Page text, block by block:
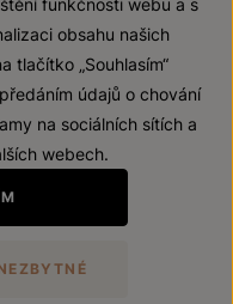
a. s.
mladším 18 let.
funkčnosti webu a s
obsahu našich
tlačítko „Souhlasím“
údajů o chování
na sociálních sítích a
webech.